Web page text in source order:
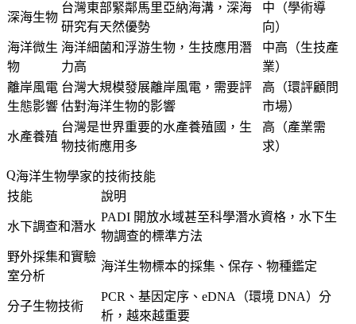
深海生物
台灣東部緊鄰馬里亞納海溝，深海
研究有天然優勢
中（學術導
向）
海洋微生
物
海洋細菌和浮游生物，生技應用潛
力高
中高（生技產
業）
離岸風電
生態影響
台灣大規模發展離岸風電，需要評
估對海洋生物的影響
高（環評顧問
市場）
水產養殖
台灣是世界重要的水產養殖國，生
物技術應用多
高（產業需
求）
海洋生物學家的技術技能
技能
說明
水下調查和潛水
PADI 開放水域甚至科學潛水資格，水下生
物調查的標準方法
野外採集和實驗
室分析
海洋生物標本的採集、保存、物種鑑定
分子生物技術
PCR、基因定序、eDNA（環境 DNA）分
析，越來越重要